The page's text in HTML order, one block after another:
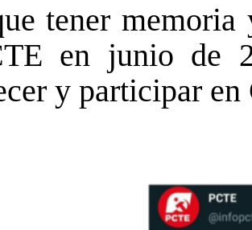
tener
en junio de
y participar en